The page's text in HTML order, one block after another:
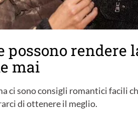
possono rendere
mai
ci sono consigli romantici facili
di ottenere il meglio.